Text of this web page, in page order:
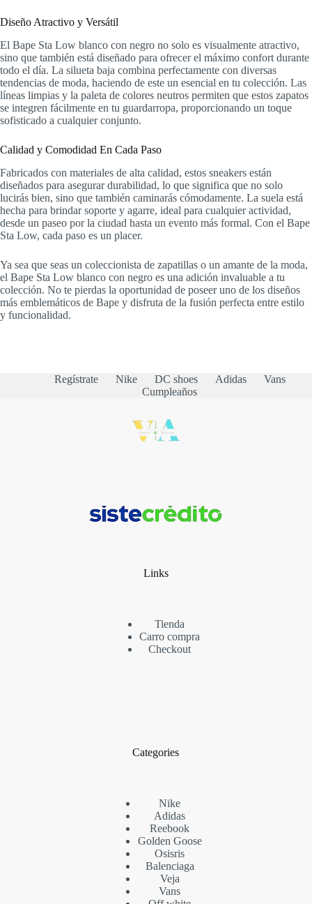
Diseño Atractivo y Versátil
El Bape Sta Low blanco con negro no solo es visualmente atractivo,
sino que también está diseñado para ofrecer el máximo confort durante
todo el día. La silueta baja combina perfectamente con diversas
tendencias de moda, haciendo de este un esencial en tu colección. Las
líneas limpias y la paleta de colores neutros permiten que estos zapatos
se integren fácilmente en tu guardarropa, proporcionando un toque
sofisticado a cualquier conjunto.
Calidad y Comodidad En Cada Paso
Fabricados con materiales de alta calidad, estos sneakers están
diseñados para asegurar durabilidad, lo que significa que no solo
lucirás bien, sino que también caminarás cómodamente. La suela está
hecha para brindar soporte y agarre, ideal para cualquier actividad,
desde un paseo por la ciudad hasta un evento más formal. Con el Bape
Sta Low, cada paso es un placer.
Ya sea que seas un coleccionista de zapatillas o un amante de la moda,
el Bape Sta Low blanco con negro es una adición invaluable a tu
colección. No te pierdas la oportunidad de poseer uno de los diseños
más emblemáticos de Bape y disfruta de la fusión perfecta entre estilo
y funcionalidad.
Regístrate Nike DC shoes Adidas
Vans
Cumpleaños
Links
Tienda
Carro compra
Checkout
Categories
Nike
Adidas
Reebook
Golden Goose
Osisris
Balenciaga
Veja
Vans